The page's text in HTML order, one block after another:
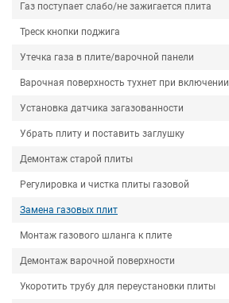
Газ поступает слабо/не зажигается плита
Треск кнопки поджига
Утечка газа в плите/варочной панели
Варочная поверхность тухнет при включении
Установка датчика загазованности
Убрать плиту и поставить заглушку
Демонтаж старой плиты
Регулировка и чистка плиты газовой
Замена газовых плит
Монтаж газового шланга к плите
Демонтаж варочной поверхности
Укоротить трубу для переустановки плиты